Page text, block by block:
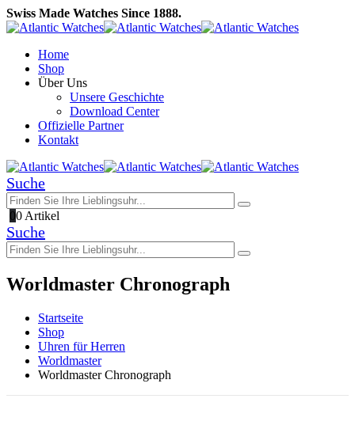
Swiss Made Watches Since 1888.
Home
Shop
Über Uns
Unsere Geschichte
Download Center
Offizielle Partner
Kontakt
Suche
00 Artikel
Suche
Worldmaster Chronograph
Startseite
Shop
Uhren für Herren
Worldmaster
Worldmaster Chronograph